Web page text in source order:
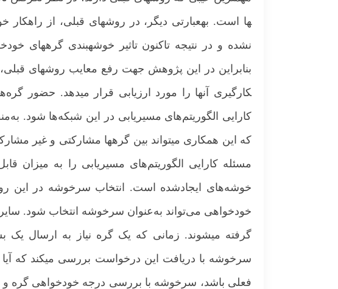
ها است. به­عبارتی دیگر، در روش­های قبلی، از راهکار
نشده و در نتیجه تاکنون تاثیر خوشه­بندی گره­های
بنابراین در این پژوهش جهت رفع معایب روش­های
کارگیری آن­ها را مورد ارزیابی قرار می­دهد. حضور
کارایی الگوریتم‌های مسیریابی در این شبکه‌ها شود.
که این همکاری می­تواند بین گره­ها مشارکتی و غیر
مسئله کارایی الگوریتم‌های مسیریابی را به میزان
خوشه‌های ایجادشده است. انتخاب سرخوشه در این
خودخواهی می‌تواند به‌عنوان سرخوشه انتخاب شود.
گرفته می­شوند. زمانی که یک گره نیاز به ارسال
سرخوشه با دریافت این درخواست بررسی می­کند که
فعلی باشد، سرخوشه با بررسی درجه خودخواهی گره و